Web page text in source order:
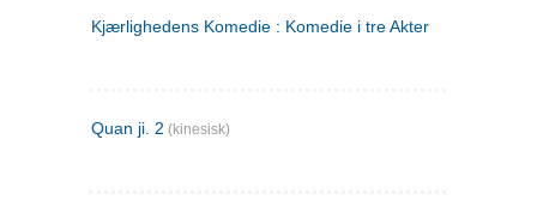
Kjærlighedens Komedie : Komedie i tre Akter
Quan ji. 2 (kinesisk)